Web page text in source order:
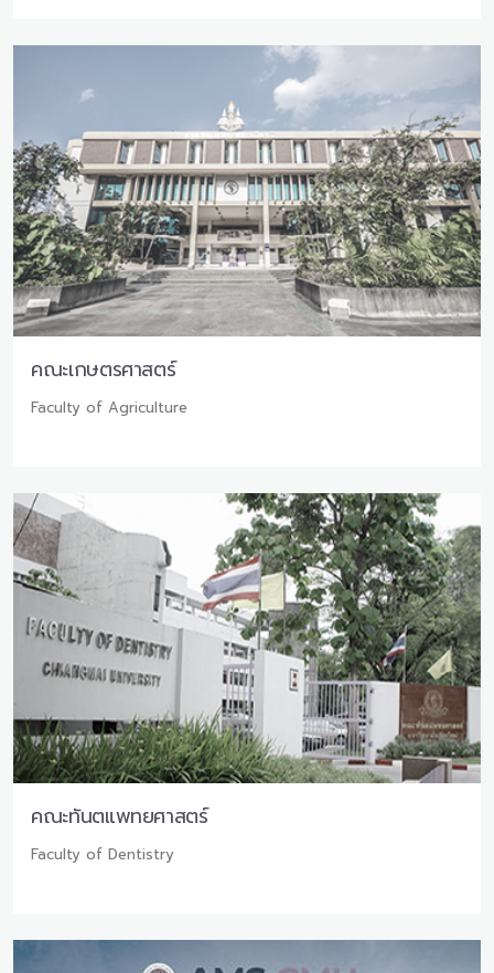
คณะเกษตรศาสตร์
Faculty of Agriculture
คณะทันตแพทยศาสตร์
Faculty of Dentistry